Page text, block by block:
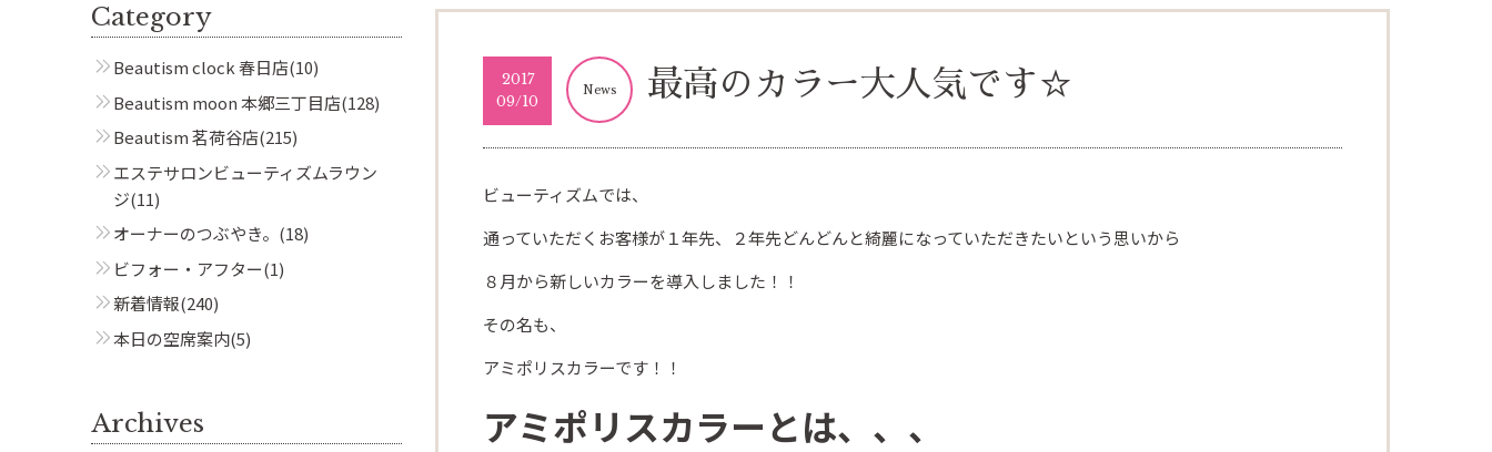
2017
09/10
News 最高のカラー大人気です☆
ビューティズムでは、
通っていただくお客様が１年先、２年先どんどんと綺麗になっていただきたいという思いから
８月から新しいカラーを導入しました！！
その名も、
アミポリスカラーです！！
アミポリスカラーとは、、、
Category
Beautism clock 春日店(10)
Beautism moon 本郷三丁目店(128)
Beautism 茗荷谷店(215)
エステサロンビューティズムラウン
ジ(11)
オーナーのつぶやき。 (18)
ビフォー・アフター(1)
新着情報(240)
本日の空席案内(5)
Archives